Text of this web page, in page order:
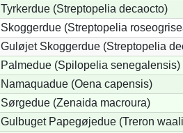
Tyrkerdue (Streptopelia decaocto)
Skoggerdue (Streptopelia
Guløjet Skoggerdue (Streptopelia
Palmedue (Spilopelia senegalensis)
Namaquadue (Oena capensis)
Sørgedue (Zenaida macroura)
Gulbuget Papegøjedue (Treron